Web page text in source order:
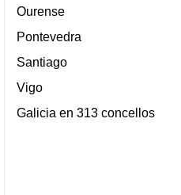
Ourense
Pontevedra
Santiago
Vigo
Galicia en 313 concellos